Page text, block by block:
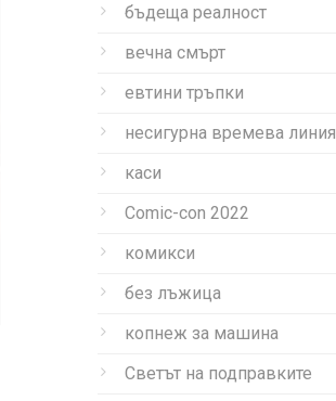
бъдеща реалност
вечна смърт
евтини тръпки
несигурна времева линия
каси
Comic-con 2022
комикси
без лъжица
копнеж за машина
Светът на подправките